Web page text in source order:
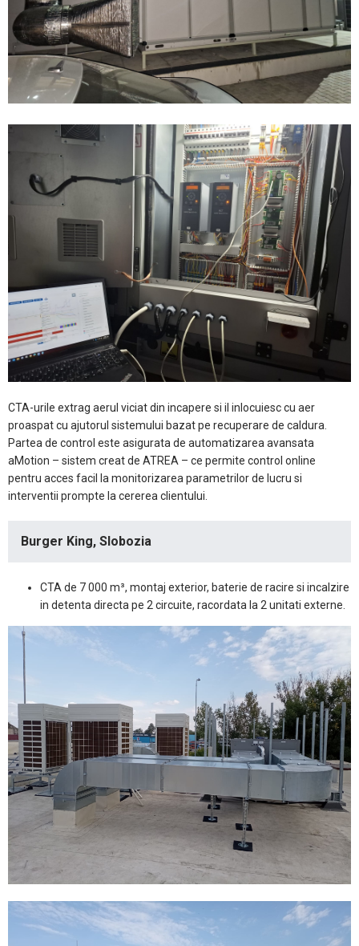
CTA-urile extrag aerul viciat din incapere si il inlocuiesc cu aer
proaspat cu ajutorul sistemului bazat pe recuperare de caldura.
Partea de control este asigurata de automatizarea avansata
aMotion – sistem creat de ATREA – ce permite control online
pentru acces facil la monitorizarea parametrilor de lucru si
interventii prompte la cererea clientului.
Burger King, Slobozia
CTA de 7 000 m³, montaj exterior, baterie de racire si incalzire
in detenta directa pe 2 circuite, racordata la 2 unitati externe.